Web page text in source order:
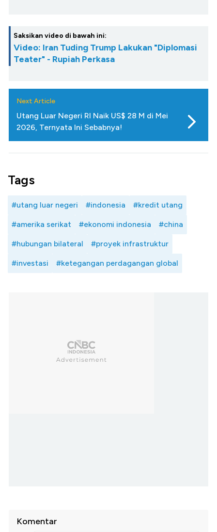
Saksikan video di bawah ini:
Video: Iran Tuding Trump Lakukan "Diplomasi
Teater" - Rupiah Perkasa
Next Article
Utang Luar Negeri RI Naik US$ 28 M di Mei
2026, Ternyata Ini Sebabnya!
Tags
#utang luar negeri #indonesia #kredit utang
#amerika serikat #ekonomi indonesia #china
#hubungan bilateral #proyek infrastruktur
#investasi #ketegangan perdagangan global
Komentar